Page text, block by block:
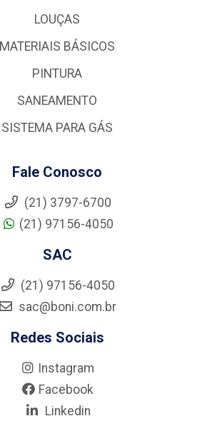
LOUÇAS
MATERIAIS BÁSICOS
PINTURA
SANEAMENTO
SISTEMA PARA GÁS
Fale Conosco
(21) 3797-6700
(21) 97156-4050
SAC
(21) 97156-4050
sac@boni.com.br
Redes Sociais
Instagram
Facebook
Linkedin